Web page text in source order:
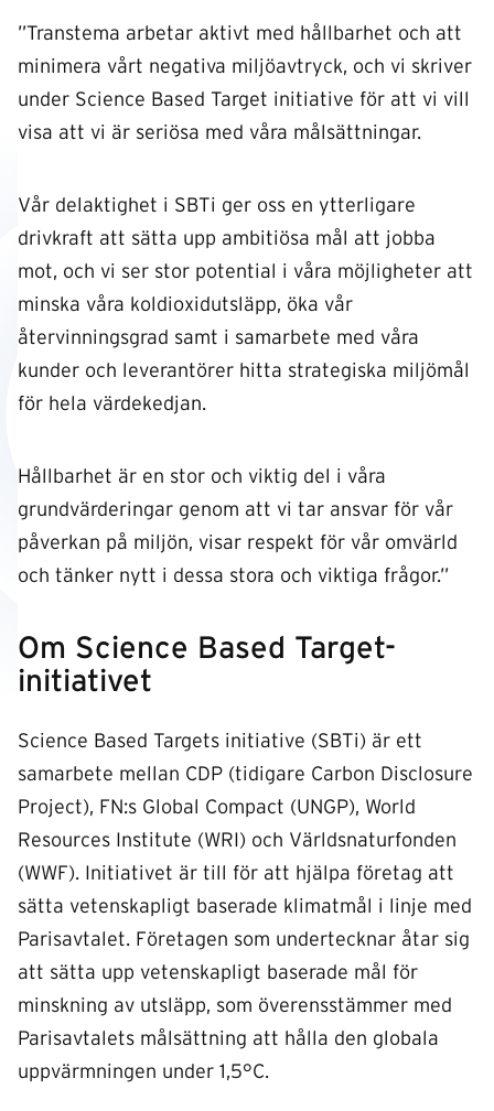
”Transtema arbetar aktivt med hållbarhet och att
minimera vårt negativa miljöavtryck, och vi skriver
under Science Based Target initiative för att vi vill
visa att vi är seriösa med våra målsättningar.
Vår delaktighet i SBTi ger oss en ytterligare
drivkraft att sätta upp ambitiösa mål att jobba
mot, och vi ser stor potential i våra möjligheter att
minska våra koldioxidutsläpp, öka vår
återvinningsgrad samt i samarbete med våra
kunder och leverantörer hitta strategiska miljömål
för hela värdekedjan.
Hållbarhet är en stor och viktig del i våra
grundvärderingar genom att vi tar ansvar för vår
påverkan på miljön, visar respekt för vår omvärld
och tänker nytt i dessa stora och viktiga frågor.”
Om Science Based Target-
initiativet
Science Based Targets initiative (SBTi) är ett
samarbete mellan CDP (tidigare Carbon Disclosure
Project), FN:s Global Compact (UNGP), World
Resources Institute (WRI) och Världsnaturfonden
(WWF). Initiativet är till för att hjälpa företag att
sätta vetenskapligt baserade klimatmål i linje med
Parisavtalet. Företagen som undertecknar åtar sig
att sätta upp vetenskapligt baserade mål för
minskning av utsläpp, som överensstämmer med
Parisavtalets målsättning att hålla den globala
uppvärmningen under 1,5°C.